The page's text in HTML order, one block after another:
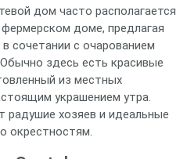
дом часто располагается
доме, предлагая
сочетании с очарованием
здесь есть красивые
из местных
украшением утра.
радушие хозяев и идеальные
окрестностям.